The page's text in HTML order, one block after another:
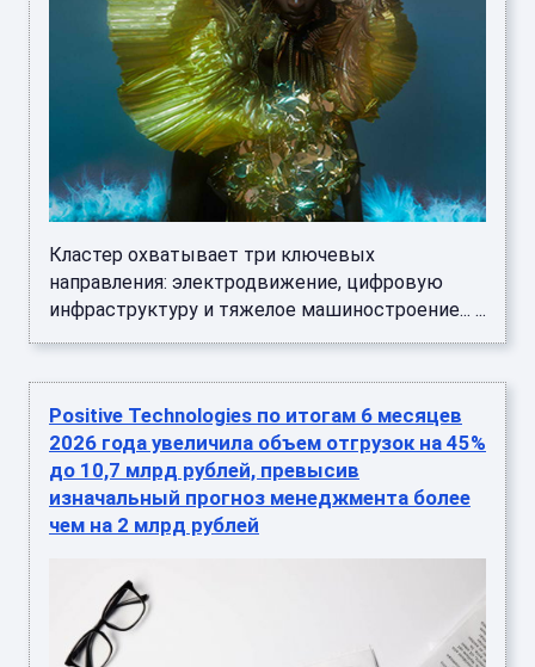
Кластер охватывает три ключевых
направления: электродвижение, цифровую
инфраструктуру и тяжелое машиностроение... ...
Positive Technologies по итогам 6 месяцев
2026 года увеличила объем отгрузок на 45%
до 10,7 млрд рублей, превысив
изначальный прогноз менеджмента более
чем на 2 млрд рублей